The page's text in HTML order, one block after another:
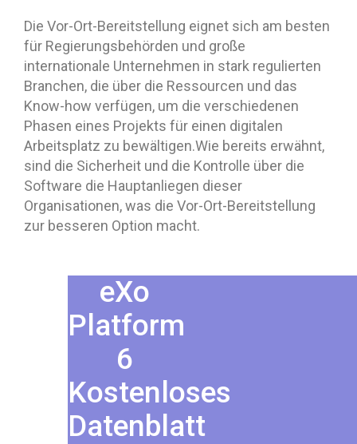
Die Vor-Ort-Bereitstellung eignet sich am besten
für Regierungsbehörden und große
internationale Unternehmen in stark regulierten
Branchen, die über die Ressourcen und das
Know-how verfügen, um die verschiedenen
Phasen eines Projekts für einen digitalen
Arbeitsplatz zu bewältigen.Wie bereits erwähnt,
sind die Sicherheit und die Kontrolle über die
Software die Hauptanliegen dieser
Organisationen, was die Vor-Ort-Bereitstellung
zur besseren Option macht.
eXo
Platform
6
Kostenloses
Datenblatt